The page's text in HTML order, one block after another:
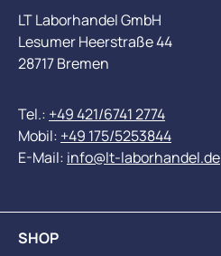
LT Laborhandel GmbH
Lesumer Heerstraße 44
28717 Bremen
Tel.: +49 421/6741 2774
Mobil: +49 175/5253844
E-Mail: info@lt-laborhandel.de
SHOP